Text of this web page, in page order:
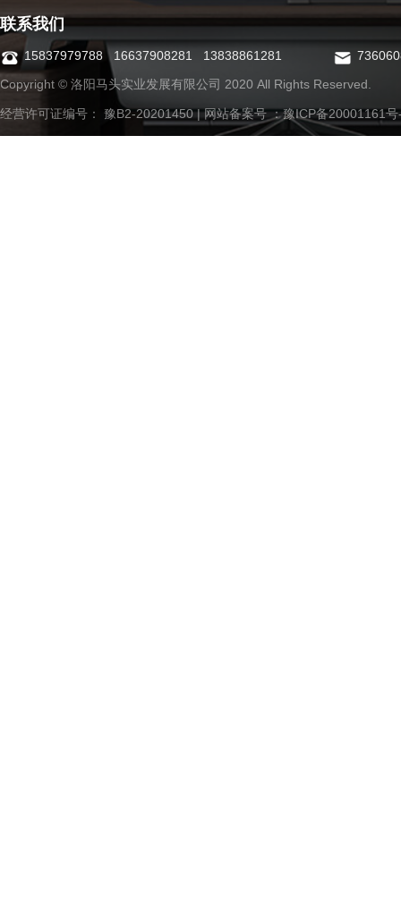
联系我们
15837979788 16637908281 13838861281
Copyright © 洛阳马头实业发展有限公司 2020 All Rights Reserved.
经营许可证编号： 豫B2-20201450 | 网站备案号 ：豫ICP备20001161号